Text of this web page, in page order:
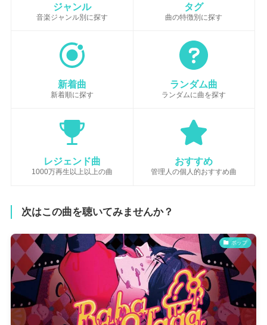
ジャンル
音楽ジャンル別に探す
タグ
曲の特徴別に探す
新着曲
新着順に探す
ランダム曲
ランダムに曲を探す
レジェンド曲
1000万再生以上以上の曲
おすすめ
管理人の個人的おすすめ曲
次はこの曲を聴いてみませんか？
ポップ